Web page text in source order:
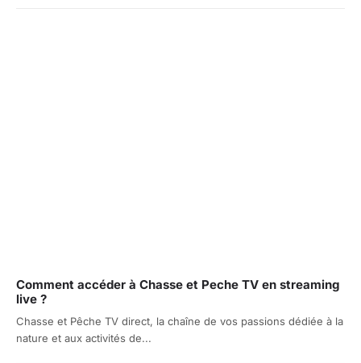
Comment accéder à Chasse et Peche TV en streaming
live ?
Chasse et Pêche TV direct, la chaîne de vos passions dédiée à la
nature et aux activités de...